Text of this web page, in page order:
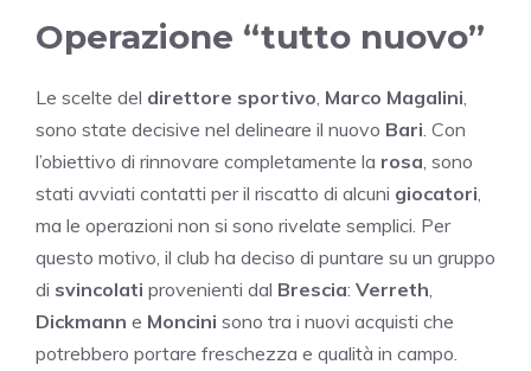
Operazione “tutto nuovo”
Le scelte del direttore sportivo Marco Magalini
sono state decisive nel delineare il nuovo Bari . Con
l’obiettivo di rinnovare completamente la rosa , sono
stati avviati contatti per il riscatto di alcuni giocatori
ma le operazioni non si sono rivelate semplici. Per
questo motivo, il club ha deciso di puntare su un gruppo
di svincolati provenienti dal Brescia: Verreth
Dickmann e Moncini sono tra i nuovi acquisti che
potrebbero portare freschezza e qualità in campo.